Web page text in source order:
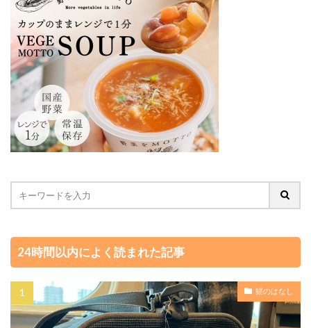
24時間以内によく読まれた記事
猫のはなし